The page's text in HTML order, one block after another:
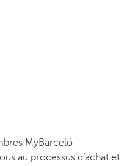
MyBarceló
au processus d’achat et